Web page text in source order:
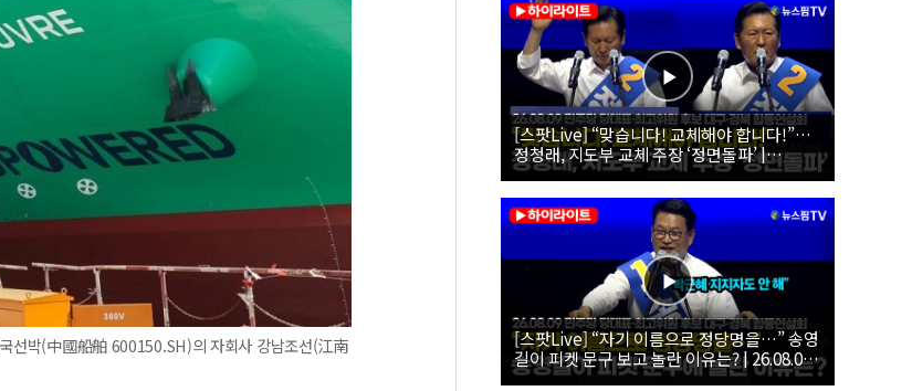
선박(中國船舶 600150.SH)의 자회사 강남조선(江南
[스팟Live] “맞습니다! 교체해야 합니다!”…
정청래, 지도부 교체 주장 ‘정면돌파’ |
26.08.09 더불어민주당 당대표·최고위원 후
보 대구·경북 합동연설회
[스팟Live] “자기 이름으로 정당명을…” 송영
길이 피켓 문구 보고 놀란 이유는? | 26.08.09
더불어민주당 당대표·최고위원 후보 대구·경